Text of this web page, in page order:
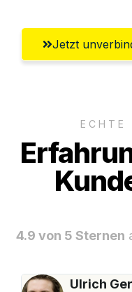
Jetzt
ECHTE
4.9 von 5 Sternen
Ulrich